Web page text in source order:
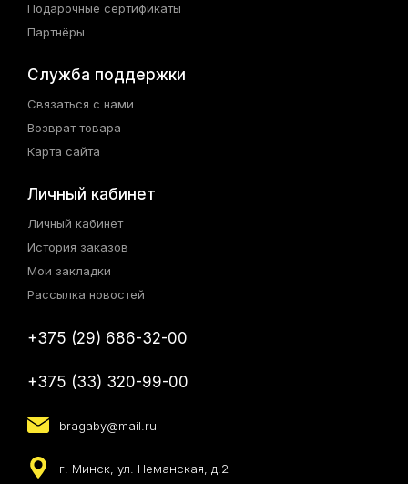
Подарочные сертификаты
Партнёры
Служба поддержки
Связаться с нами
Возврат товара
Карта сайта
Личный кабинет
Личный кабинет
История заказов
Мои закладки
Рассылка новостей
+375 (29) 686-32-00
+375 (33) 320-99-00
bragaby@mail.ru
г. Минск, ул. Неманская, д.2